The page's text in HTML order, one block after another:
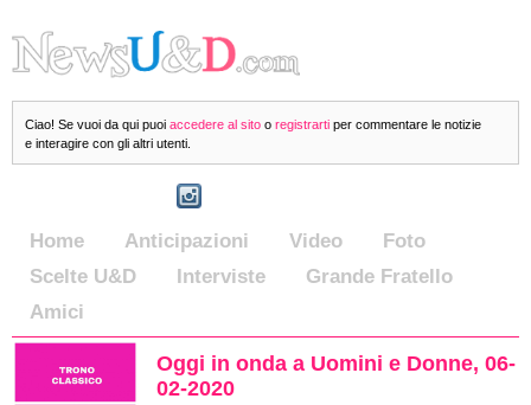
Ciao! Se vuoi da qui puoi accedere al sito o registrarti per commentare le notizie
e interagire con gli altri utenti.
Home Anticipazioni Video
Foto
Scelte U&D
Interviste
Grande Fratello
Amici
Oggi in onda a Uomini e Donne, 06-
02-2020